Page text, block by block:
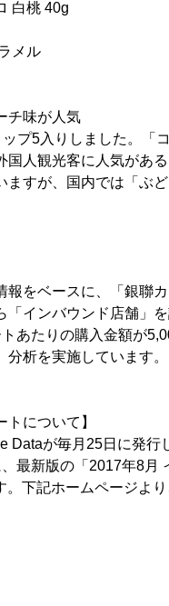
白桃 40g
メル
チ味が人気
プ5入りしました。「
国人観光客に人気があ
ますが、国内では「ぶ
をベースに、「銀聯
「インバウンド店舗」
あたりの購入金額が
析を実施しています。
について】
Dataが毎月25日に発
最新版の「2017年8
下記ホームページよ